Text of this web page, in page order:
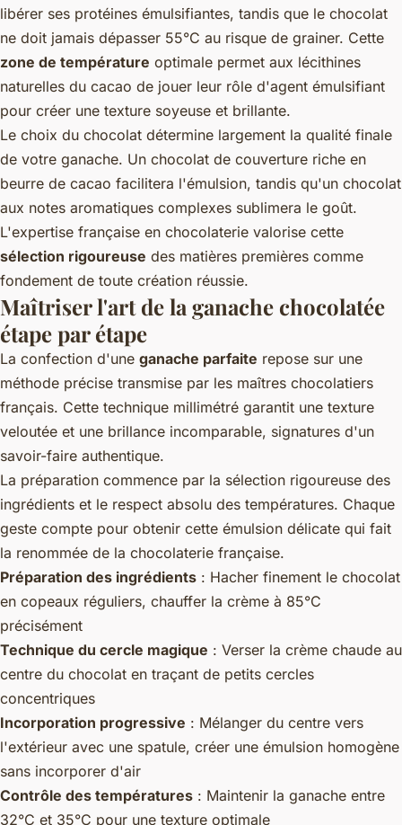
libérer ses protéines émulsifiantes, tandis que le chocolat
ne doit jamais dépasser 55°C au risque de grainer. Cette
zone de température optimale permet aux lécithines
naturelles du cacao de jouer leur rôle d'agent émulsifiant
pour créer une texture soyeuse et brillante.
Le choix du chocolat détermine largement la qualité finale
de votre ganache. Un chocolat de couverture riche en
beurre de cacao facilitera l'émulsion, tandis qu'un chocolat
aux notes aromatiques complexes sublimera le goût.
L'expertise française en chocolaterie valorise cette
sélection rigoureuse des matières premières comme
fondement de toute création réussie.
Maîtriser l'art de la ganache chocolatée
étape par étape
La confection d'une ganache parfaite repose sur une
méthode précise transmise par les maîtres chocolatiers
français. Cette technique millimétré garantit une texture
veloutée et une brillance incomparable, signatures d'un
savoir-faire authentique.
La préparation commence par la sélection rigoureuse des
ingrédients et le respect absolu des températures. Chaque
geste compte pour obtenir cette émulsion délicate qui fait
la renommée de la chocolaterie française.
Préparation des ingrédients : Hacher finement le chocolat
en copeaux réguliers, chauffer la crème à 85°C
précisément
Technique du cercle magique : Verser la crème chaude au
centre du chocolat en traçant de petits cercles
concentriques
Incorporation progressive : Mélanger du centre vers
l'extérieur avec une spatule, créer une émulsion homogène
sans incorporer d'air
Contrôle des températures : Maintenir la ganache entre
32°C et 35°C pour une texture optimale